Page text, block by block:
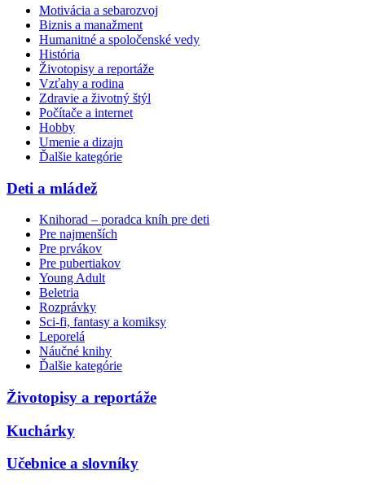
Motivácia a sebarozvoj
Biznis a manažment
Humanitné a spoločenské vedy
História
Životopisy a reportáže
Vzťahy a rodina
Zdravie a životný štýl
Počítače a internet
Hobby
Umenie a dizajn
Ďalšie kategórie
Deti a mládež
Knihorad – poradca kníh pre deti
Pre najmenších
Pre prvákov
Pre pubertiakov
Young Adult
Beletria
Rozprávky
Sci-fi, fantasy a komiksy
Leporelá
Náučné knihy
Ďalšie kategórie
Životopisy a reportáže
Kuchárky
Učebnice a slovníky